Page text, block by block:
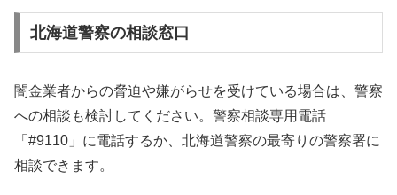
北海道警察の相談窓口
闇金業者からの脅迫や嫌がらせを受けている場合は、警察
への相談も検討してください。警察相談専用電話
「#9110」に電話するか、北海道警察の最寄りの警察署に
相談できます。